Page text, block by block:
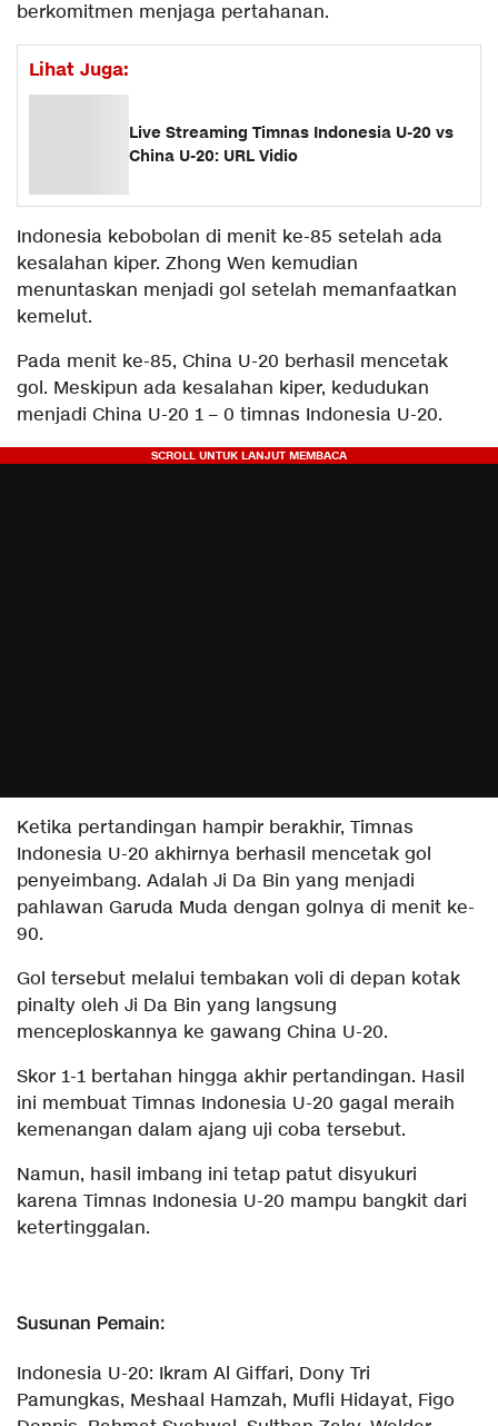
berkomitmen menjaga pertahanan.
Lihat Juga:
Live Streaming Timnas Indonesia U-20 vs
China U-20: URL Vidio
Indonesia kebobolan di menit ke-85 setelah ada
kesalahan kiper. Zhong Wen kemudian
menuntaskan menjadi gol setelah memanfaatkan
kemelut.
Pada menit ke-85, China U-20 berhasil mencetak
gol. Meskipun ada kesalahan kiper, kedudukan
menjadi China U-20 1 – 0 timnas Indonesia U-20.
Ketika pertandingan hampir berakhir, Timnas
Indonesia U-20 akhirnya berhasil mencetak gol
penyeimbang. Adalah Ji Da Bin yang menjadi
pahlawan Garuda Muda dengan golnya di menit ke-
90.
Gol tersebut melalui tembakan voli di depan kotak
pinalty oleh Ji Da Bin yang langsung
menceploskannya ke gawang China U-20.
Skor 1-1 bertahan hingga akhir pertandingan. Hasil
ini membuat Timnas Indonesia U-20 gagal meraih
kemenangan dalam ajang uji coba tersebut.
Namun, hasil imbang ini tetap patut disyukuri
karena Timnas Indonesia U-20 mampu bangkit dari
ketertinggalan.
Susunan Pemain:
Indonesia U-20: Ikram Al Giffari, Dony Tri
Pamungkas, Meshaal Hamzah, Mufli Hidayat, Figo